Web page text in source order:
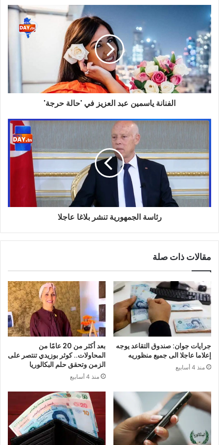
الفنانة ياسمين عبد العزيز في 'حالة حرجة'
رئاسة الجمهورية تنشر بلاغا عاجلا
مقالات ذات صلة
جرايات جوان: صندوق التقاعد يوجه
إعلاما عاجلا الى جميع منظوريه
منذ 4 أسابيع
بعد أكثر من 20 عامًا من
المحاولات.. كوثر بوزيدي تنتصر على
الزمن وتحقق حلم البكالوريا
منذ 4 أسابيع